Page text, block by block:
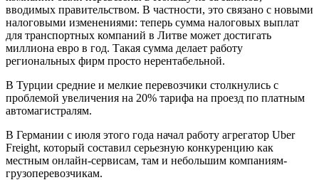
вводимых правительством. В частности, это связано с новыми
налоговыми изменениями: теперь сумма налоговых выплат
для транспортных компаний в Литве может достигать
миллиона евро в год. Такая сумма делает работу
региональных фирм просто нерентабельной.
В Турции средние и мелкие перевозчики столкнулись с
проблемой увеличения на 20% тарифа на проезд по платным
автомагистралям.
В Германии с июля этого года начал работу агрегатор Uber
Freight, который составил серьезную конкуренцию как
местным онлайн-сервисам, там и небольшим компаниям-
грузоперевозчикам.